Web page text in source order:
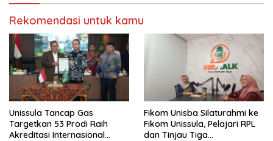
Rekomendasi untuk kamu
Unissula Tancap Gas
Targetkan 53 Prodi Raih
Akreditasi Internasional
Fikom Unisba Silaturahmi ke
Fikom Unissula, Pelajari RPL
dan Tinjau Tiga